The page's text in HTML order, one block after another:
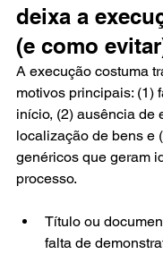
deixa a
(e como
A execução costuma
motivos principais: (1)
início, (2) ausência de
localização de bens e
genéricos que geram
processo.
Título ou
falta de